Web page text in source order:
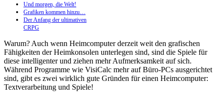
Und morgen, die Welt!
Grafiken kommen hinzu…
Der Anfang der ultimativen
CRPG
Warum? Auch wenn Heimcomputer derzeit weit den grafischen
Fähigkeiten der Heimkonsolen unterlegen sind, sind die Spiele für
diese intelligenter und ziehen mehr Aufmerksamkeit auf sich.
Während Programme wie VisiCalc mehr auf Büro-PCs ausgerichtet
sind, gibt es zwei wirklich gute Gründen für einen Heimcomputer:
Textverarbeitung und Spiele!